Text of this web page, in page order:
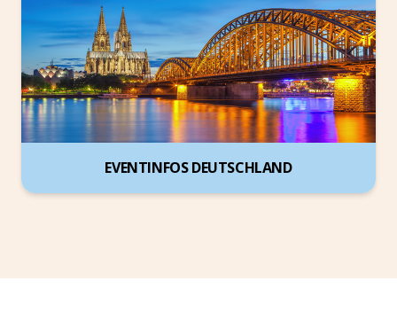
EVENTINFOS DEUTSCHLAND